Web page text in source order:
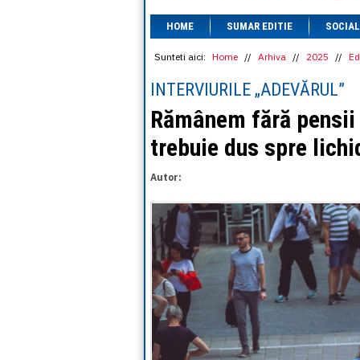
HOME SUMAR EDITIE SOCIAL
Sunteti aici: Home // Arhiva // 2025 //
INTERVIURILE „ADEVĂRUL”
Rămânem fără
trebuie dus spre
Autor: